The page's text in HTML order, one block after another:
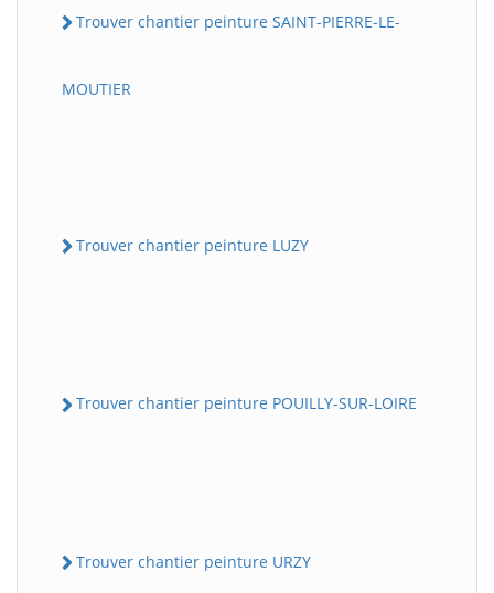
Trouver chantier peinture SAINT-PIERRE-LE-
MOUTIER
Trouver chantier peinture LUZY
Trouver chantier peinture POUILLY-SUR-LOIRE
Trouver chantier peinture URZY